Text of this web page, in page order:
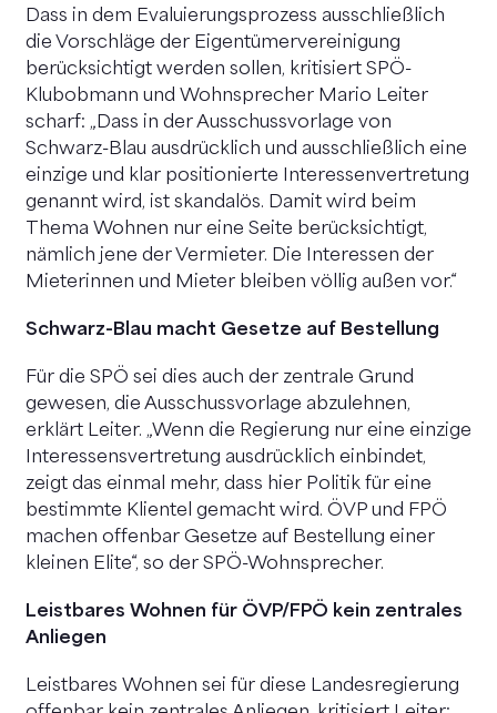
Dass in dem Evaluierungsprozess ausschließlich
die Vorschläge der Eigentümervereinigung
berücksichtigt werden sollen, kritisiert SPÖ-
Klubobmann und Wohnsprecher Mario Leiter
scharf: „Dass in der Ausschussvorlage von
Schwarz-Blau ausdrücklich und ausschließlich eine
einzige und klar positionierte Interessenvertretung
genannt wird, ist skandalös. Damit wird beim
Thema Wohnen nur eine Seite berücksichtigt,
nämlich jene der Vermieter. Die Interessen der
Mieterinnen und Mieter bleiben völlig außen vor.“
Schwarz-Blau macht Gesetze auf Bestellung
Für die SPÖ sei dies auch der zentrale Grund
gewesen, die Ausschussvorlage abzulehnen,
erklärt Leiter. „Wenn die Regierung nur eine einzige
Interessensvertretung ausdrücklich einbindet,
zeigt das einmal mehr, dass hier Politik für eine
bestimmte Klientel gemacht wird. ÖVP und FPÖ
machen offenbar Gesetze auf Bestellung einer
kleinen Elite“, so der SPÖ-Wohnsprecher.
Leistbares Wohnen für ÖVP/FPÖ kein zentrales
Anliegen
Leistbares Wohnen sei für diese Landesregierung